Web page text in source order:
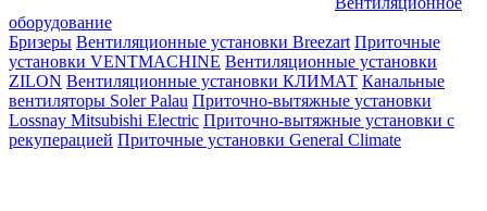
оборудование
Бризеры Вентиляционные установки Breezart Приточные
установки VENTMACHINE Вентиляционные установки
ZILON Вентиляционные установки КЛИМАТ Канальные
вентиляторы Soler Palau Приточно-вытяжные установки
Lossnay Mitsubishi Electric Приточно-вытяжные установки с
рекуперацией Приточные установки General Climate